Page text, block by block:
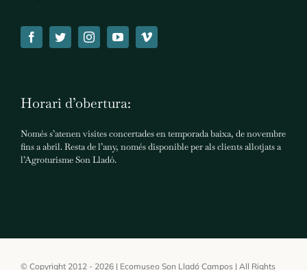
Horari d’obertura:
Només s’atenen visites concertades en temporada baixa, de novembre
fins a abril. Resta de l’any, només disponible per als clients allotjats a
l’Agroturisme Son Lladó.
© Copyright 2012 - 2026 | Ecomuseo Son Lladó Campos | All Rights